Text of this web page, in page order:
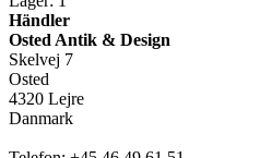
Händler
Osted Antik & Design
Skelvej 7
Osted
4320 Lejre
Danmark